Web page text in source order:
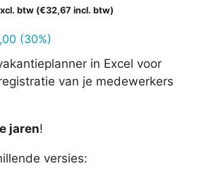
btw (€32,67 incl. btw)
(30%)
in Excel voor
van je medewerkers
jaren!
versies: